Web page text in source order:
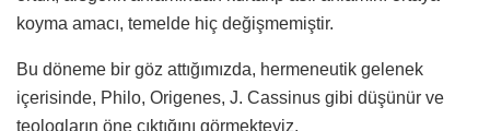
koyma amacı, temelde hiç değişmemiştir.
Bu döneme bir göz attığımızda, hermeneutik gelenek
içerisinde, Philo, Origenes, J. Cassinus gibi düşünür ve
teologların öne çıktığını görmekteyiz.